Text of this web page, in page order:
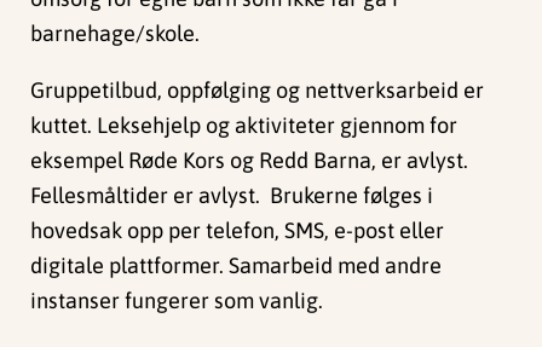
barnehage/skole.
Gruppetilbud, oppfølging og nettverksarbeid er
kuttet. Leksehjelp og aktiviteter gjennom for
eksempel Røde Kors og Redd Barna, er avlyst.
Fellesmåltider er avlyst. Brukerne følges i
hovedsak opp per telefon, SMS, e-post eller
digitale plattformer. Samarbeid med andre
instanser fungerer som vanlig.